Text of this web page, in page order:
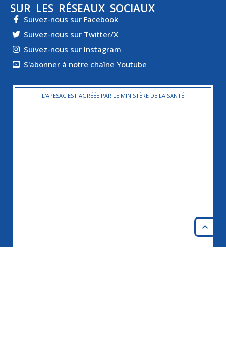
SUR LES RÉSEAUX SOCIAUX
Suivez-nous sur Facebook
Suivez-nous sur Twitter/X
Suivez-nous sur Instagram
S'abonner à notre chaîne Youtube
L'APESAC EST AGRÉÉE PAR LE MINISTÈRE DE LA SANTÉ